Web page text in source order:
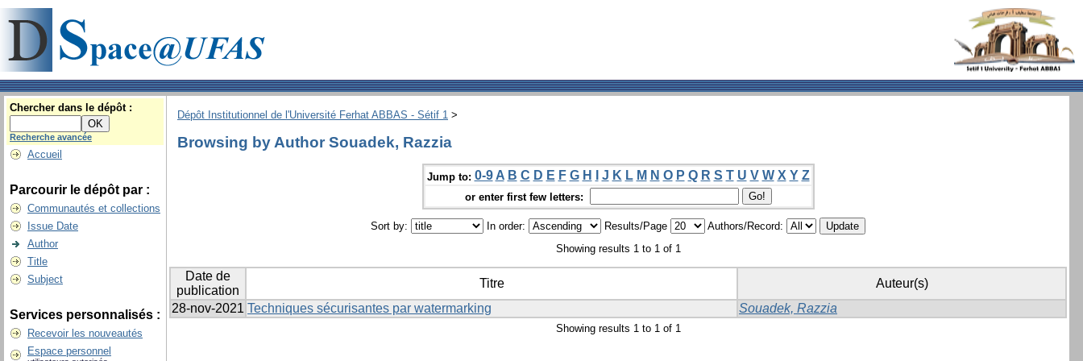
Chercher dans le dépôt :
Recherche avancée
Accueil
Parcourir le dépôt par :
Communautés et collections
Issue Date
Author
Title
Subject
Services personnalisés :
Recevoir les nouveautés
Espace personnel
Dépôt Institutionnel de l'Université Ferhat ABBAS - Sétif 1 >
Browsing by Author Souadek, Razzia
Jump to: 0-9 A B C D E F G H J K L M N O P Q R S T U V W X Y Z
or enter first few letters:
Sort by: In order: Results/Page
Authors/Record:
Showing results 1 to 1 of 1
Date de
publication
Titre
Auteur(s)
28-nov-2021 Techniques sécurisantes par watermarking Souadek, Razzia
Showing results 1 to 1 of 1